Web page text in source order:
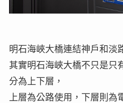
明石海峽大橋連結神戶和淡
其實明石海峽大橋不只是只
分為上下層，
上層為公路使用，下層則為